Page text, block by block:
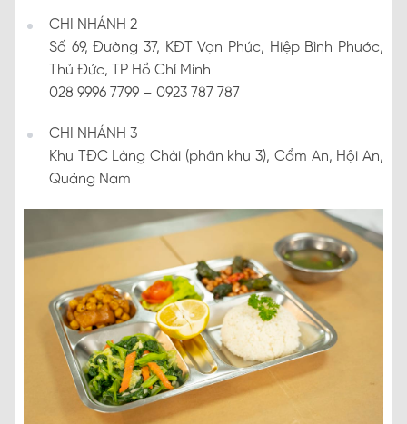
CHI NHÁNH 2
Số 69, Đường 37, KĐT Vạn Phúc, Hiệp Bình Phước,
Thủ Đức, TP Hồ Chí Minh
028 9996 7799 – 0923 787 787
CHI NHÁNH 3
Khu TĐC Làng Chài (phân khu 3), Cẩm An, Hội An,
Quảng Nam